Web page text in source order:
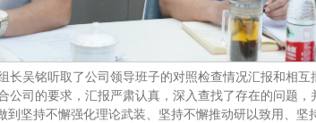
长吴铭听取了公司领导班子的对照检查情况汇报和相
公司的要求，汇报严肃认真，深入查找了存在的问题
到坚持不懈强化理论武装、坚持不懈推动研以致用、坚